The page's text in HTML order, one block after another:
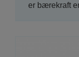
er bærekraft